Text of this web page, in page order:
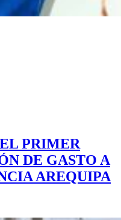
PRIMER
DE GASTO A
AREQUIPA